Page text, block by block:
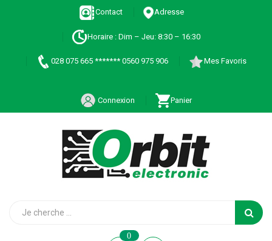
Contact Adresse
Horaire : Dim – Jeu: 8:30 – 16:30
028 075 665 ******* 0560 975 906 Mes Favoris
Connexion Panier
0